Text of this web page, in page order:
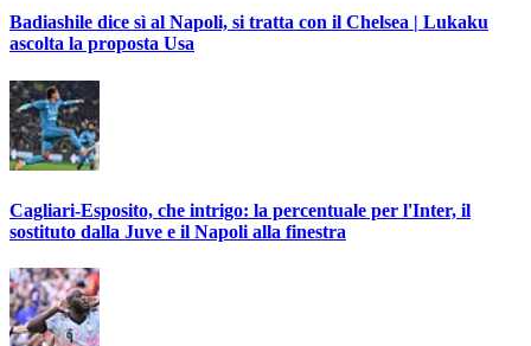
Badiashile dice sì al Napoli, si tratta con il Chelsea | Lukaku
ascolta la proposta Usa
Cagliari-Esposito, che intrigo: la percentuale per l'Inter, il
sostituto dalla Juve e il Napoli alla finestra